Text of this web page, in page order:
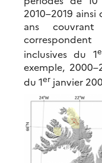
2010–2019
ans couvrant
inclusives du 1
exemple,
du 1er janvier